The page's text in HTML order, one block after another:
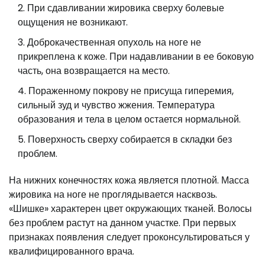
При сдавливании жировика сверху болевые
ощущения не возникают.
Доброкачественная опухоль на ноге не
прикреплена к коже. При надавливании в ее боковую
часть, она возвращается на место.
Пораженному покрову не присуща гиперемия,
сильный зуд и чувство жжения. Температура
образования и тела в целом остается нормальной.
Поверхность сверху собирается в складки без
проблем.
На нижних конечностях кожа является плотной. Масса
жировика на ноге не проглядывается насквозь.
«Шишке» характерен цвет окружающих тканей. Волосы
без проблем растут на данном участке. При первых
признаках появления следует проконсультироваться у
квалифицированного врача.